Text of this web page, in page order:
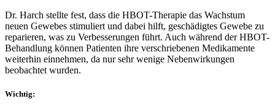
Dr. Harch stellte fest, dass die HBOT-Therapie das Wachstum
neuen Gewebes stimuliert und dabei hilft, geschädigtes Gewebe zu
reparieren, was zu Verbesserungen führt. Auch während der HBOT-
Behandlung können Patienten ihre verschriebenen Medikamente
weiterhin einnehmen, da nur sehr wenige Nebenwirkungen
beobachtet wurden.
Wichtig: